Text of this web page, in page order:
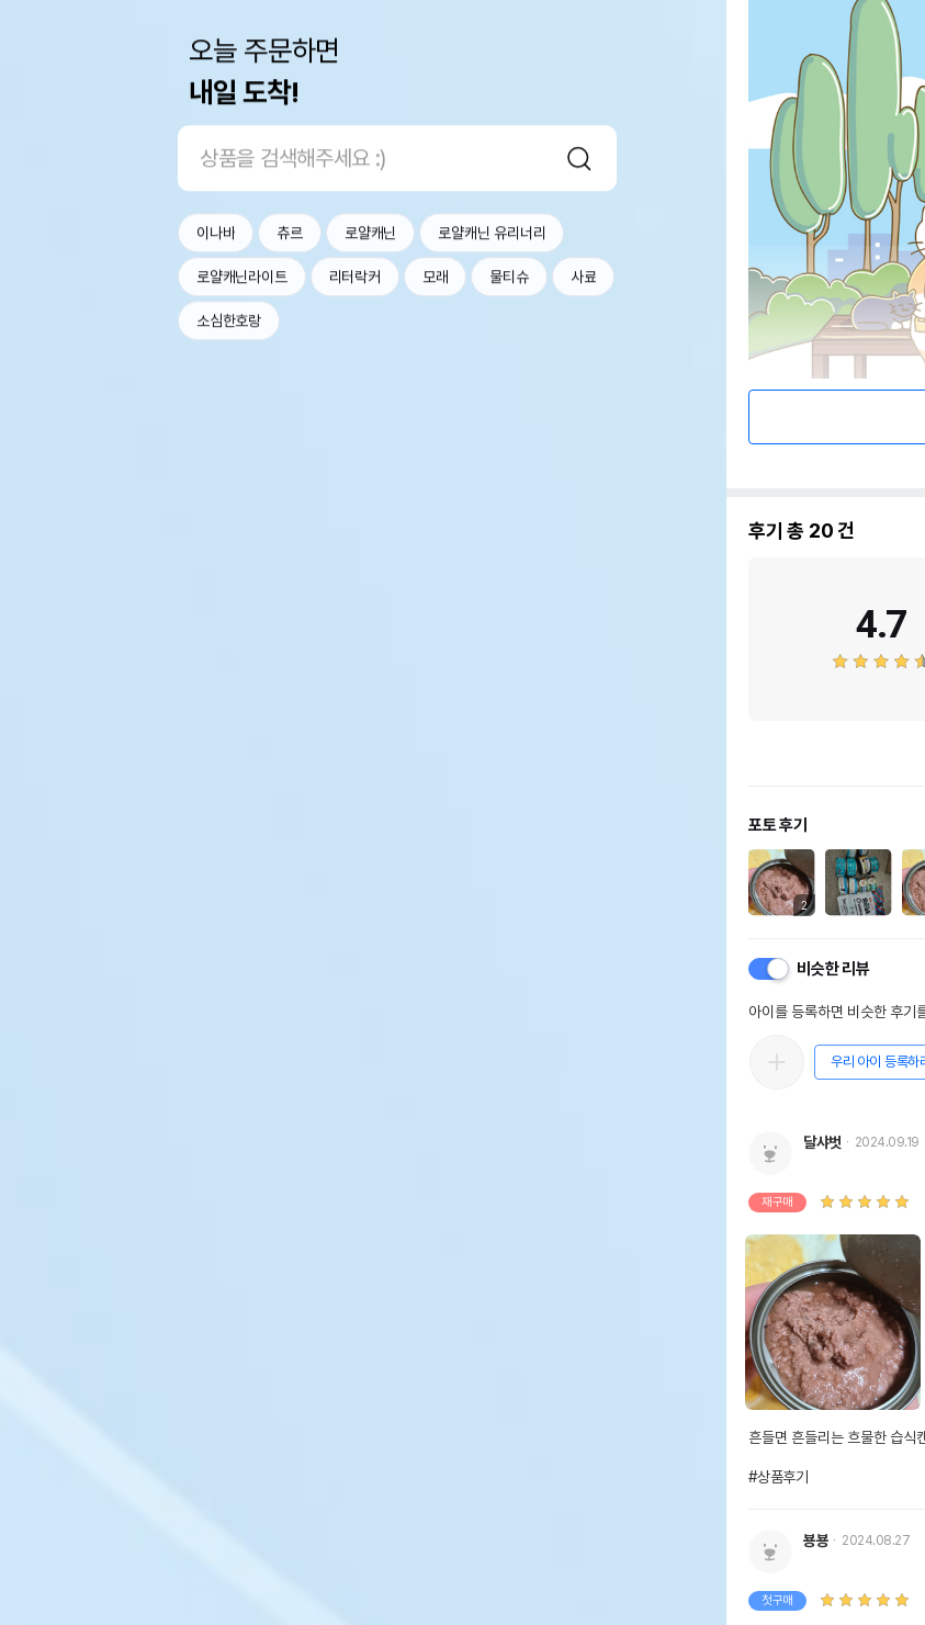
오늘 주문하면
내일 도착!
이나바 츄르 로얄캐닌 로얄캐닌 유리너리
로얄캐닌라이트 리터락커 모래 물티슈 사료
소심한호랑
후기 총 20건
4.7
포토 후기
2
비슷한 리뷰
아이를 등록하면 비슷한 후기
우리 아이 등록하
달샤벗 2024.09.19
재구매
흔들면 흔들리는 흐물한 습식
#상품후기
뵹뵹 2024.08.27
첫구매